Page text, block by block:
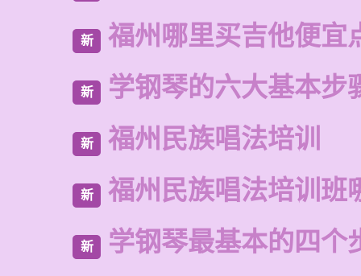
新 福州哪里买吉他便宜
新 学钢琴的六大基本步
新 福州民族唱法培训
新 福州民族唱法培训班
新 学钢琴最基本的四个